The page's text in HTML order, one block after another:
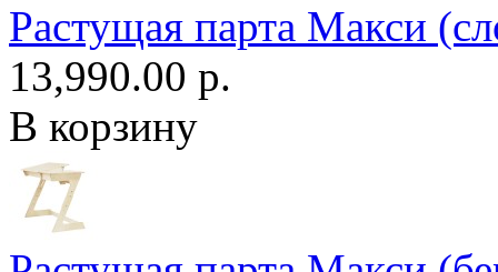
Растущая парта Макси
13,990.00 р.
В корзину